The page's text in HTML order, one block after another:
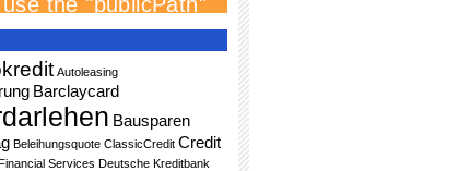
Autoleasing
Barclaycard
Bausparen
Beleihungsquote ClassicCredit Credit
Services Deutsche Kreditbank